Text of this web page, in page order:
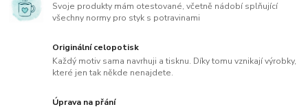
Svoje produkty mám otestované, včetně nádobí splňující
všechny normy pro styk s potravinami
Originální celopotisk
Každý motiv sama navrhuji a tisknu. Díky tomu vznikají výrobky,
které jen tak někde nenajdete.
Úprava na přání